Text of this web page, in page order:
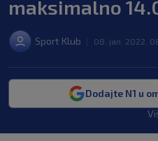
maksimalno
Sport Klub 08. jan. 2022.
Dodajte N1 u